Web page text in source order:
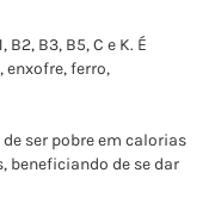
B3, B5, C e K. É
enxofre, ferro,
ser pobre em calorias
beneficiando de se dar